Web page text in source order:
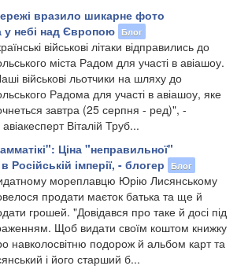
вразило шикарне фото
у небі над Європою Блог
військові літаки відправились до
міста Радом для участі в авіашоу.
військові льотчики на шляху до
Радома для участі в авіашоу, яке
завтра (25 серпня - ред)", -
Віталій Труб...
Ціна "неправильної"
Російській імперії, - блогер
Блог
мореплавцю Юрію Лисянському
продати маєток батька та ще й
грошей. "Довідався про таке й досі під
Щоб видати своїм коштом книжку
навколосвітню подорож й альбом карт та
і його старший б...